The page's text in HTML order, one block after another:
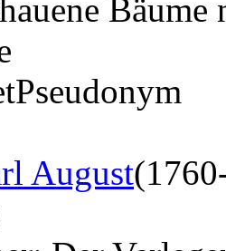
Pseudonym
August